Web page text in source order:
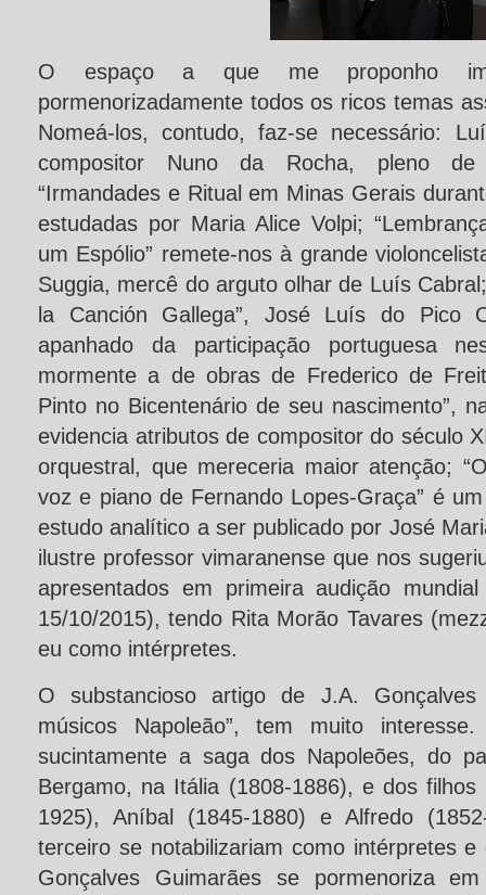
O espaço a que me proponho
pormenorizadamente todos os ricos temas
Nomeá-los, contudo, faz-se necessário:
compositor Nuno da Rocha, pleno de
“Irmandades e Ritual em Minas Gerais
estudadas por Maria Alice Volpi;
um Espólio” remete-nos à grande
Suggia, mercê do arguto olhar de Luís
la Canción Gallega”, José Luís do Pico
apanhado da participação portuguesa
mormente a de obras de Frederico de
Pinto no Bicentenário de seu nascimento”,
evidencia atributos de compositor do século
orquestral, que mereceria maior atenção;
voz e piano de Fernando Lopes-Graça” é
estudo analítico a ser publicado por José
ilustre professor vimaranense que nos
apresentados em primeira audição
15/10/2015), tendo Rita Morão Tavares
eu como intérpretes.
O substancioso artigo de J.A. Gonçalves
músicos Napoleão”, tem muito
sucintamente a saga dos Napoleões, do
Bergamo, na Itália (1808-1886), e dos
1925), Aníbal (1845-1880) e Alfredo
terceiro se notabilizariam como intérpretes
Gonçalves Guimarães se pormenoriza